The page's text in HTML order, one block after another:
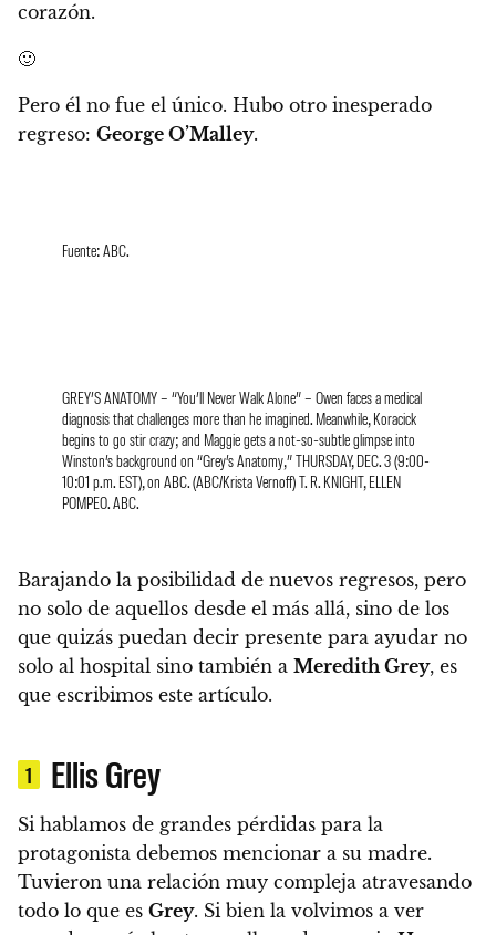
corazón.
🙂
Pero él no fue el único. Hubo otro inesperado
regreso: George O’Malley.
Fuente: ABC.
GREY’S ANATOMY – “You’ll Never Walk Alone” – Owen faces a medical
diagnosis that challenges more than he imagined. Meanwhile, Koracick
begins to go stir crazy; and Maggie gets a not-so-subtle glimpse into
Winston’s background on “Grey’s Anatomy,” THURSDAY, DEC. 3 (9:00-
10:01 p.m. EST), on ABC. (ABC/Krista Vernoff) T. R. KNIGHT, ELLEN
POMPEO. ABC.
Barajando la posibilidad de nuevos regresos, pero
no solo de aquellos desde el más allá, sino de los
que quizás puedan decir presente para ayudar no
solo al hospital sino también a Meredith Grey, es
que escribimos este artículo.
1 Ellis Grey
Si hablamos de grandes pérdidas para la
protagonista debemos mencionar a su madre.
Tuvieron una relación muy compleja atravesando
todo lo que es Grey. Si bien la volvimos a ver